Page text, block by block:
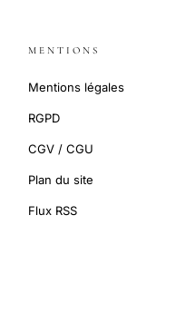
MENTIONS
Mentions légales
RGPD
CGV / CGU
Plan du site
Flux RSS